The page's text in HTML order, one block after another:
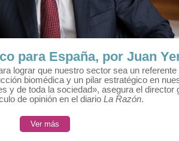
para España, por Juan
lograr que nuestro sector sea un referente
biomédica y un pilar estratégico en
y de toda la sociedad», asegura el director
de opinión en el diario La Razón.
Ver más